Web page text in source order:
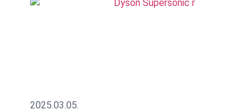
2025.03.05.